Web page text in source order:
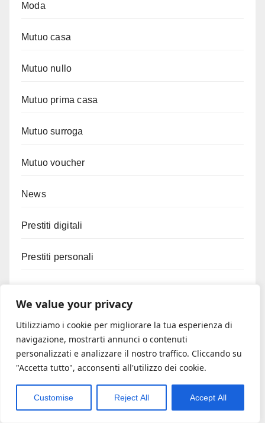
We value your privacy
Utilizziamo i cookie per migliorare la tua esperienza di
navigazione, mostrarti annunci o contenuti
personalizzati e analizzare il nostro traffico. Cliccando su
"Accetta tutto", acconsenti all'utilizzo dei cookie.
Customise Reject All Accept All
Moda
Mutuo casa
Mutuo nullo
Mutuo prima casa
Mutuo surroga
Mutuo voucher
News
Prestiti digitali
Prestiti personali
Rete imprese
Ricerca e sviluppo
Risparmio energetico
Sicurezza sul lavoro